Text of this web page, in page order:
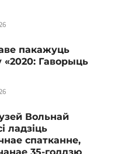
пакажуць
«2020: Гаворыць
Вольнай
ладзіць
спатканне,